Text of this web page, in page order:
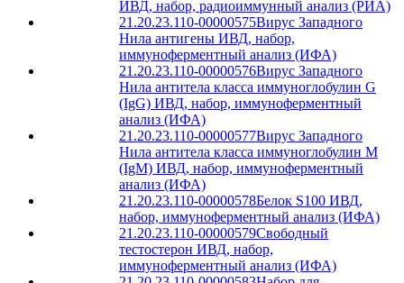
ИВД, набор, радиоиммунный анализ (РИА)
21.20.23.110-00000575Вирус Западного
Нила антигены ИВД, набор,
иммуноферментный анализ (ИФА)
21.20.23.110-00000576Вирус Западного
Нила антитела класса иммуноглобулин G
(IgG) ИВД, набор, иммуноферментный
анализ (ИФА)
21.20.23.110-00000577Вирус Западного
Нила антитела класса иммуноглобулин М
(IgМ) ИВД, набор, иммуноферментный
анализ (ИФА)
21.20.23.110-00000578Белок S100 ИВД,
набор, иммуноферментный анализ (ИФА)
21.20.23.110-00000579Свободный
тестостерон ИВД, набор,
иммуноферментный анализ (ИФА)